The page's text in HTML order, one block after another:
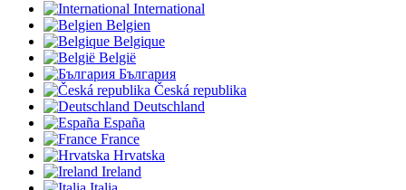
International
Belgien
Belgique
België
България
Česká republika
Deutschland
España
France
Hrvatska
Ireland